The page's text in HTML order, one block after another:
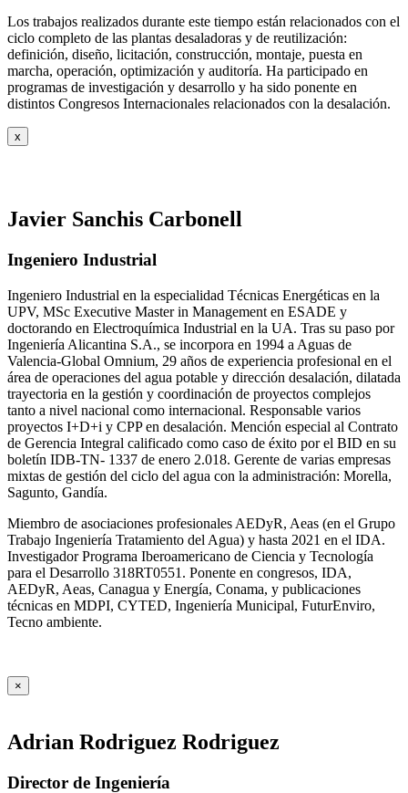
Los trabajos realizados durante este tiempo están relacionados con el
ciclo completo de las plantas desaladoras y de reutilización:
definición, diseño, licitación, construcción, montaje, puesta en
marcha, operación, optimización y auditoría. Ha participado en
programas de investigación y desarrollo y ha sido ponente en
distintos Congresos Internacionales relacionados con la desalación.
x
Javier Sanchis Carbonell
Ingeniero Industrial
Ingeniero Industrial en la especialidad Técnicas Energéticas en la
UPV, MSc Executive Master in Management en ESADE y
doctorando en Electroquímica Industrial en la UA. Tras su paso por
Ingeniería Alicantina S.A., se incorpora en 1994 a Aguas de
Valencia-Global Omnium, 29 años de experiencia profesional en el
área de operaciones del agua potable y dirección desalación, dilatada
trayectoria en la gestión y coordinación de proyectos complejos
tanto a nivel nacional como internacional. Responsable varios
proyectos I+D+i y CPP en desalación. Mención especial al Contrato
de Gerencia Integral calificado como caso de éxito por el BID en su
boletín IDB-TN- 1337 de enero 2.018. Gerente de varias empresas
mixtas de gestión del ciclo del agua con la administración: Morella,
Sagunto, Gandía.
Miembro de asociaciones profesionales AEDyR, Aeas (en el Grupo
Trabajo Ingeniería Tratamiento del Agua) y hasta 2021 en el IDA.
Investigador Programa Iberoamericano de Ciencia y Tecnología
para el Desarrollo 318RT0551. Ponente en congresos, IDA,
AEDyR, Aeas, Canagua y Energía, Conama, y publicaciones
técnicas en MDPI, CYTED, Ingeniería Municipal, FuturEnviro,
Tecno ambiente.
×
Adrian Rodriguez Rodriguez
Director de Ingeniería